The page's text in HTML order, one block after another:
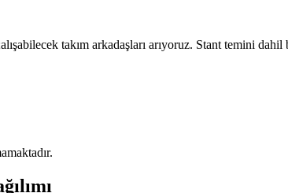
takım arkadaşları arıyoruz. Stant temini